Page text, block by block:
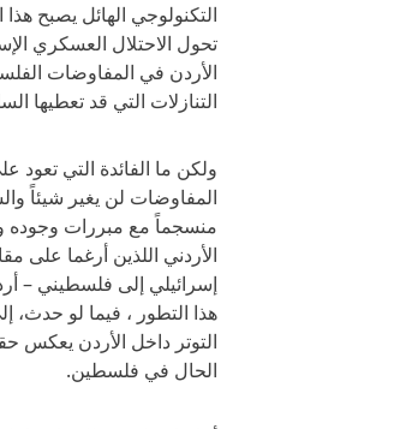
التكنولوجي الهائل يصبح
تحول الاحتلال العسكري
الأردن في المفاوضات
التنازلات التي قد تعطيها
ولكن ما الفائدة التي
المفاوضات لن يغير شيئاً
منسجماً مع مبررات وجوده
الأردني اللذين أرغما
إسرائيلي إلى فلسطيني –
هذا التطور ، فيما لو حدث،
التوتر داخل الأردن يعكس
الحال في فلسطين.